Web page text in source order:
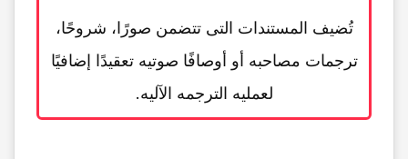
تُضیف المستندات التی تتضمن صورًا، شروحًا،
ترجمات مصاحبه أو أوصافًا صوتیه تعقیدًا إضافیًا
لعملیه الترجمه الآلیه.